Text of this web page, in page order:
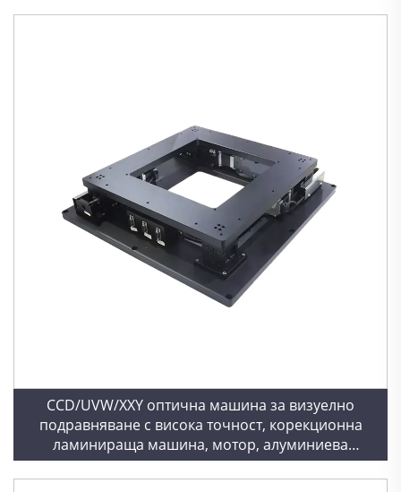
CCD/UVW/XXY оптична машина за визуелно
подравняване с висока точност, корекционна
ламинираща машина, мотор, алуминиева
триосова платформа за